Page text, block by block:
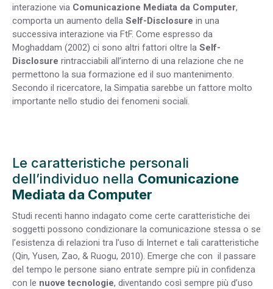
interazione via Comunicazione Mediata da Computer,
comporta un aumento della Self-Disclosure in una
successiva interazione via FtF. Come espresso da
Moghaddam (2002) ci sono altri fattori oltre la Self-
Disclosure rintracciabili all’interno di una relazione che ne
permettono la sua formazione ed il suo mantenimento.
Secondo il ricercatore, la Simpatia sarebbe un fattore molto
importante nello studio dei fenomeni sociali.
Le caratteristiche personali
dell’individuo nella Comunicazione
Mediata da Computer
Studi recenti hanno indagato come certe caratteristiche dei
soggetti possono condizionare la comunicazione stessa o se
l’esistenza di relazioni tra l’uso di Internet e tali caratteristiche
(Qin, Yusen, Zao, & Ruogu, 2010). Emerge che con il passare
del tempo le persone siano entrate sempre più in confidenza
con le nuove tecnologie, diventando così sempre più d’uso